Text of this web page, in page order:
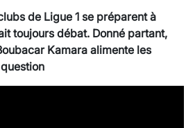
de Ligue 1 se préparent à
toujours débat. Donné partant,
Kamara alimente les